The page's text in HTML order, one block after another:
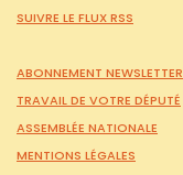
SUIVRE LE FLUX RSS
ABONNEMENT NEWSLETTER
TRAVAIL DE VOTRE DÉPUTÉ
ASSEMBLÉE NATIONALE
MENTIONS LÉGALES